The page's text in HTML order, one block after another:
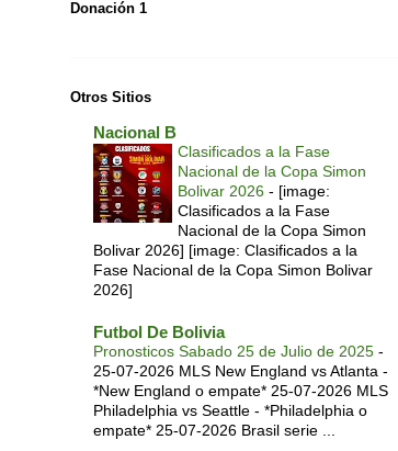
Donación 1
Otros Sitios
Nacional B
Clasificados a la Fase
Nacional de la Copa Simon
Bolivar 2026 - [image:
Clasificados a la Fase
Nacional de la Copa Simon
Bolivar 2026] [image: Clasificados a la
Fase Nacional de la Copa Simon Bolivar
2026]
Futbol De Bolivia
Pronosticos Sabado 25 de Julio de 2025 -
25-07-2026 MLS New England vs Atlanta -
*New England o empate* 25-07-2026 MLS
Philadelphia vs Seattle - *Philadelphia o
empate* 25-07-2026 Brasil serie ...